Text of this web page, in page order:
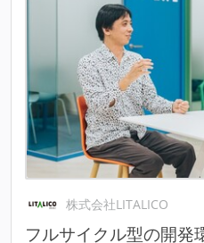
株式会社LITALICO
フルサイクル型の開発